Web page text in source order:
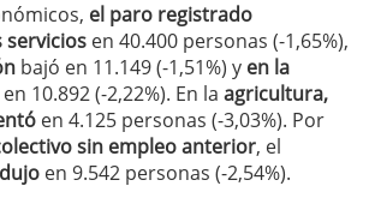
el paro registrado
servicios en 40.400 personas (-1,65%),
bajó en 11.149 (-1,51%) y en la
10.892 (-2,22%). En la agricultura,
en 4.125 personas (-3,03%). Por
sin empleo anterior, el
en 9.542 personas (-2,54%).